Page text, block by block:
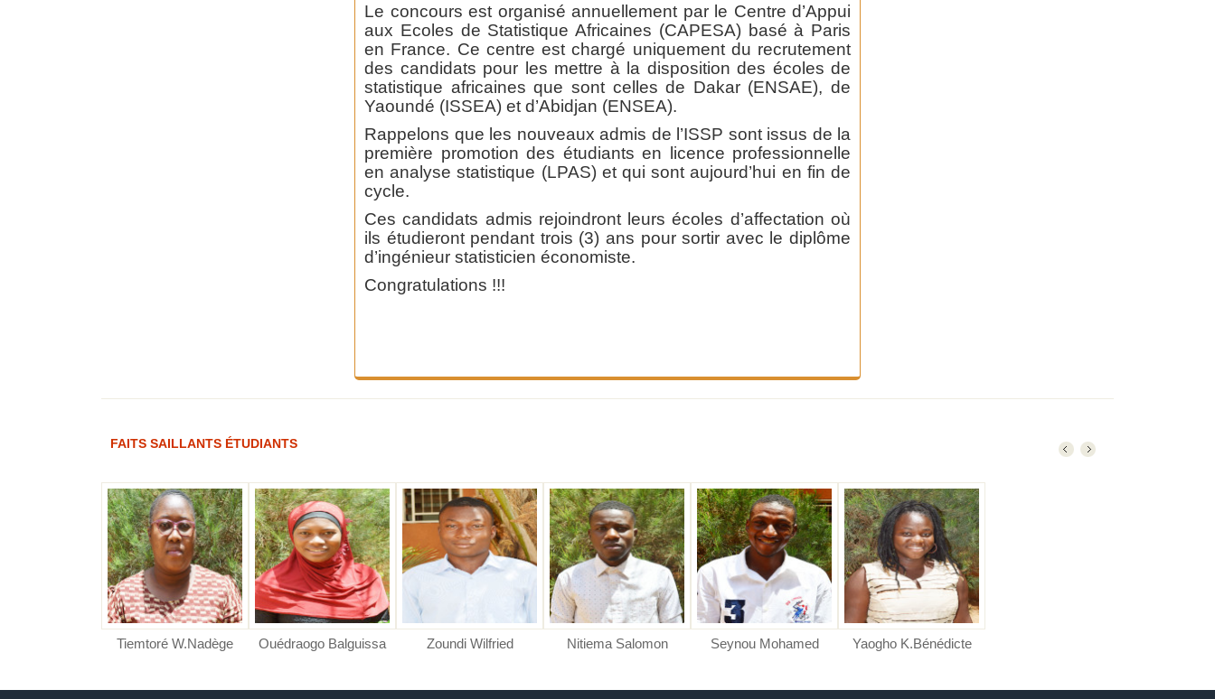
Le concours est organisé annuellement par le Centre d’Appui
aux Ecoles de Statistique Africaines (CAPESA) basé à Paris
en France. Ce centre est chargé uniquement du recrutement
des candidats pour les mettre à la disposition des écoles de
statistique africaines que sont celles de Dakar (ENSAE), de
Yaoundé (ISSEA) et d’Abidjan (ENSEA).
Rappelons que les nouveaux admis de l’ISSP sont issus de la
première promotion des étudiants en licence professionnelle
en analyse statistique (LPAS) et qui sont aujourd’hui en fin de
cycle.
Ces candidats admis rejoindront leurs écoles d’affectation où
ils étudieront pendant trois (3) ans pour sortir avec le diplôme
d’ingénieur statisticien économiste.
Congratulations !!!
FAITS SAILLANTS ÉTUDIANTS
Tiemtoré W.Nadège Ouédraogo Balguissa Zoundi Wilfried Nitiema Salomon Seynou Mohamed Yaogho K.Bénédicte